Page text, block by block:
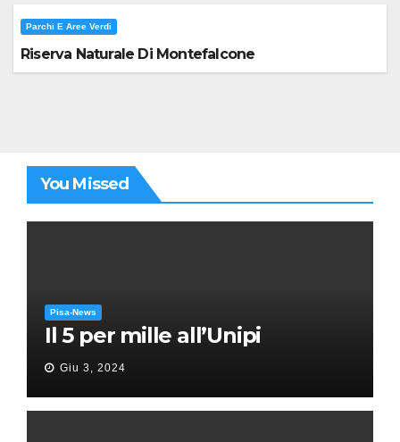
Parchi E Aree Verdi
Riserva Naturale Di Montefalcone
You Missed
Pisa-News
Il 5 per mille all’Unipi
Giu 3, 2024